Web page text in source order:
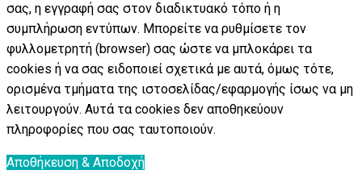
σας, η εγγραφή σας στον διαδικτυακό τόπο ή η
συμπλήρωση εντύπων. Μπορείτε να ρυθμίσετε τον
φυλλομετρητή (browser) σας ώστε να μπλοκάρει τα
cookies ή να σας ειδοποιεί σχετικά με αυτά, όμως τότε,
ορισμένα τμήματα της ιστοσελίδας/εφαρμογής ίσως να μη
λειτουργούν. Αυτά τα cookies δεν αποθηκεύουν
πληροφορίες που σας ταυτοποιούν.
Αποθήκευση & Αποδοχή